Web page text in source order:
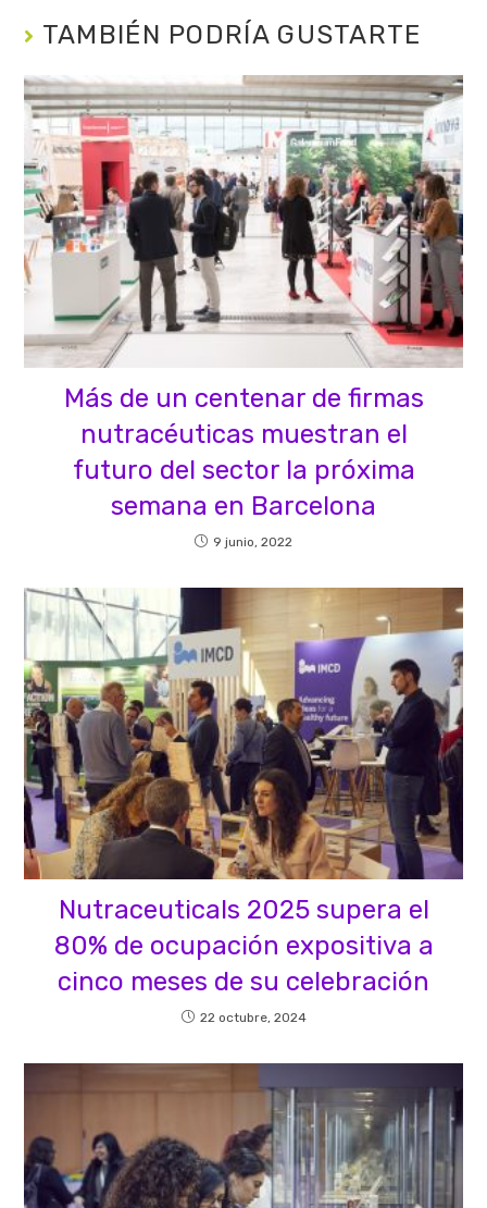
TAMBIÉN PODRÍA GUSTARTE
Más de un centenar de firmas
nutracéuticas muestran el
futuro del sector la próxima
semana en Barcelona
9 junio, 2022
Nutraceuticals 2025 supera el
80% de ocupación expositiva a
cinco meses de su celebración
22 octubre, 2024